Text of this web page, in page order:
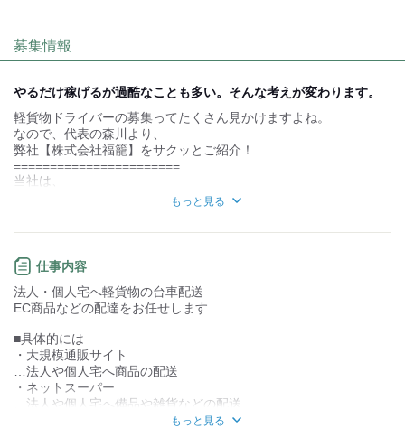
個性が生かせる
デスクワーク 立ち仕事
お客様との対話が
少ない
お客様との対話が
下記URLからLP広告もご覧ください！
https://fukurow2960.com/
・シニア
・外国人
・主婦（夫）
などなど
募集情報
やるだけ稼げるが過酷なことも多い。そんな考えが変わります。
軽貨物ドライバーの募集ってたくさん見かけますよね。
なので、代表の森川より、
弊社【株式会社福籠】をサクッとご紹介！
=======================
当社は、
厳しい配送件数などはなく、
同業界からの転職者の定着率もほぼ100%
私(代表)自身、
”ドライバーファースト”
という考えを大切にしています。
例えば...↓
天候が悪く、危険と判断した際には配送を中止。
「配送が終わらなそうなときには、
手が空いてそうな従業員にも声を掛け合って、
無理のない配送を心がけています。」
もっと見る
仕事内容
法人・個人宅へ軽貨物の台車配送
EC商品などの配達をお任せします
■具体的には
・大規模通販サイト
…法人や個人宅へ商品の配送
・ネットスーパー
…法人や個人宅へ備品や雑貨などの配送
もっと見る